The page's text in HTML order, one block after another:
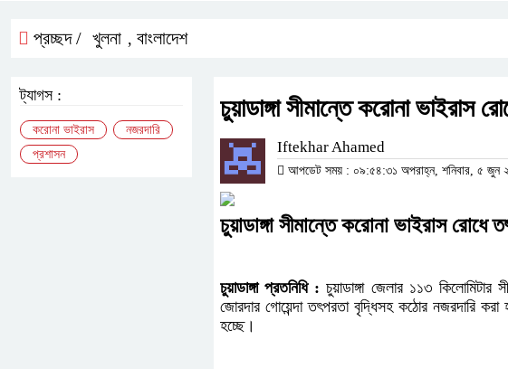
প্রচ্ছদ / খুলনা , বাংলাদেশ
চুয়াডাঙ্গা সীমান্তে করোনা ভাইরাস
Iftekhar Ahamed
আপডেট সময় : ০৯:৫৪:৩১ অপরাহ্ন, শনিবার, ৫ জুন
চুয়াডাঙ্গা সীমান্তে করোনা ভাইরাস
চুয়াডাঙ্গা প্রতনিধি : চুয়াডাঙ্গা জেলার ১১৩ কিলোমিটার
জোরদার গোয়েন্দা তৎপরতা বৃদ্ধিসহ কঠোর নজরদারি
হচ্ছে।
ট্যাগস :
করোনা ভাইরাস
নজরদারি
প্রশাসন